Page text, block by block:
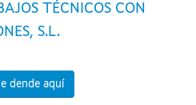
TÉCNICOS CON
S.L.
dende aquí